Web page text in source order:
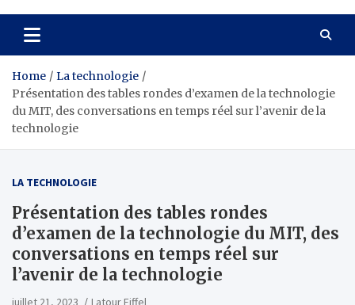
Home
La technologie
Présentation des tables rondes d’examen de la technologie
du MIT, des conversations en temps réel sur l’avenir de la
technologie
LA TECHNOLOGIE
Présentation des tables rondes
d’examen de la technologie du MIT, des
conversations en temps réel sur
l’avenir de la technologie
juillet 21, 2023 Latour Eiffel